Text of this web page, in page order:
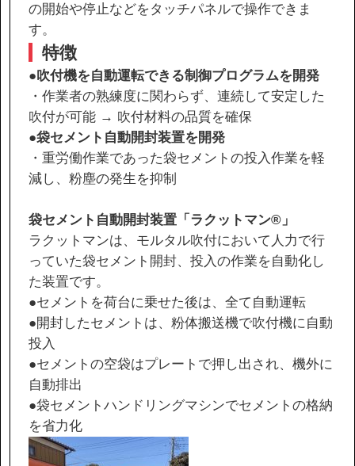
協力会社の皆様へ
個人情報等保護ポリシー
このサイトの使い方
サイトマップ
の開始や停止などをタッチパネルで操作できま
す。
特徴
●吹付機を自動運転できる制御プログラムを開発
・作業者の熟練度に関わらず、連続して安定した
吹付が可能 → 吹付材料の品質を確保
●袋セメント自動開封装置を開発
・重労働作業であった袋セメントの投入作業を軽
減し、粉塵の発生を抑制
袋セメント自動開封装置「ラクットマン®」
ラクットマンは、モルタル吹付において人力で行
っていた袋セメント開封、投入の作業を自動化し
た装置です。
●セメントを荷台に乗せた後は、全て自動運転
●開封したセメントは、粉体搬送機で吹付機に自動
投入
●セメントの空袋はプレートで押し出され、機外に
自動排出
●袋セメントハンドリングマシンでセメントの格納
を省力化